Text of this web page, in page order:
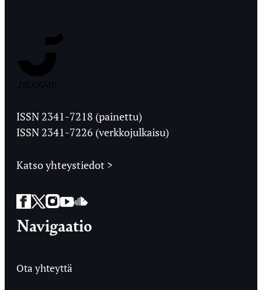
Ylioppilaslehti
ISSN 2341-7218 (painettu)
ISSN 2341-7226 (verkkojulkaisu)
Katso yhteystiedot >
Facebook
Twitter
Instagram
YouTube
SoundCloud
Navigaatio
Ota yhteyttä